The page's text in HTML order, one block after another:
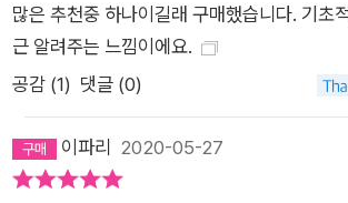
많은 추천중 하나이길래 구매했습니다. 기초
근 알려주는 느낌이에요.
공감 (1) 댓글 (0)
이파리 2020-05-27